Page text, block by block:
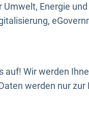
Energie
auf! Wir werden
werden nur